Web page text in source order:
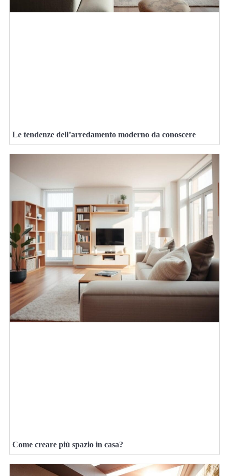
Le tendenze dell’arredamento moderno da conoscere
Come creare più spazio in casa?